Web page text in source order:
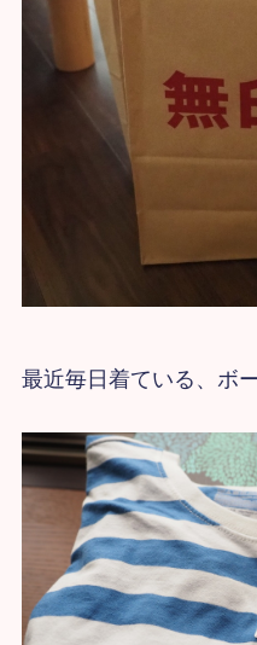
最近毎日着ている、ボ